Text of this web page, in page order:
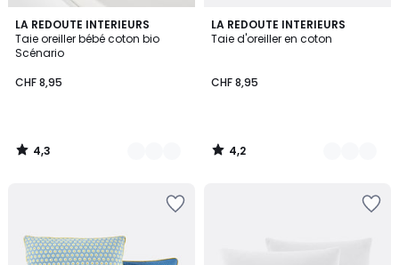
LA REDOUTE INTERIEURS
Taie oreiller bébé coton bio
Scénario
CHF 8,95
4,3
/ 5
4
Couleurs
4,3
/
LA REDOUTE INTERIEURS
Taie d'oreiller en coton
CHF 8,95
4,2
/ 5
5
Couleurs
4,2
/